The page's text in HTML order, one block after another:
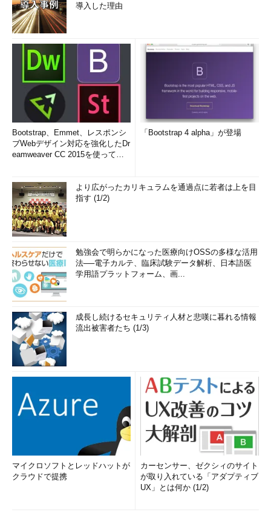
導入した理由
Bootstrap、Emmet、レスポンシ
ブWebデザイン対応を強化したDr
eamweaver CC 2015を使って
「Bootstrap 4 alpha」が登場
より広がったカリキュラムを通過点に若者は上を目
指す (1/2)
勉強会で明らかになった医療向けOSSの多様な活用
法──電子カルテ、臨床試験データ解析、日本語医
学用語プラットフォーム、画...
成長し続けるセキュリティ人材と悲嘆に暮れる情報
流出被害者たち (1/3)
マイクロソフトとレッドハットが
クラウドで提携
カーセンサー、ゼクシィのサイト
が取り入れている「アダプティブ
UX」とは何か (1/2)